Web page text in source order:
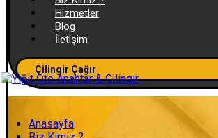
Hizmetler
Blog
İletişim
Çilingir Çağır
Anasayfa